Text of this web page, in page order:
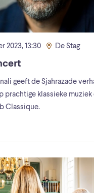
2023, 13:30 De Stag
geeft de Sjahrazade
prachtige klassieke
Classique.